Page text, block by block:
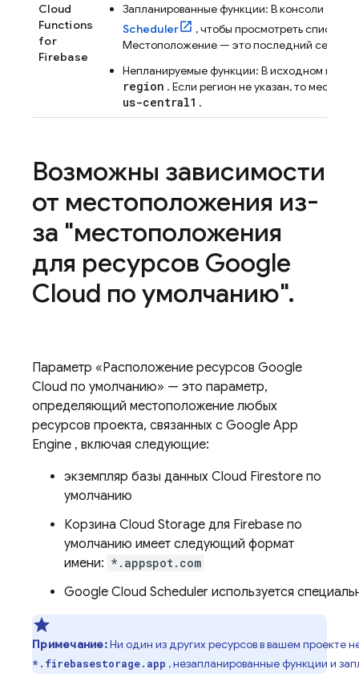
Cloud
Functions
for
Firebase
Запланированные функции: В консоли
Scheduler
, чтобы просмотреть список
Местоположение — это последний сегмент
Непланируемые функции: В исходном коде
region . Если регион не указан, то
us-central1 .
Возможны зависимости
от местоположения из-
за "местоположения
для ресурсов Google
Cloud по умолчанию".
Параметр «Расположение ресурсов Google
Cloud по умолчанию» — это параметр,
определяющий местоположение любых
ресурсов проекта, связанных с Google App
Engine , включая следующие:
экземпляр базы данных Cloud Firestore по
умолчанию
Корзина Cloud Storage для Firebase по
умолчанию имеет следующий формат
имени: *.appspot.com
Google Cloud Scheduler используется
Примечание:Ни один из других ресурсов в вашем проекте
*.firebasestorage.app , незапланированные функции и